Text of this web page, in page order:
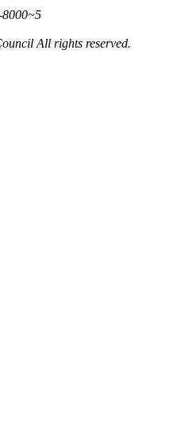
All rights reserved.